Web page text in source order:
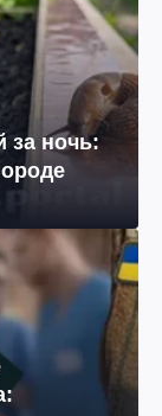
за ночь: